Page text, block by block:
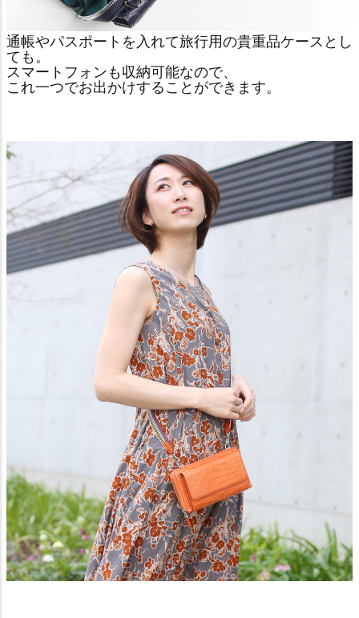
通帳やパスポートを入れて旅行用の貴重品ケースとし
ても。
スマートフォンも収納可能なので、
これ一つでお出かけすることができます。